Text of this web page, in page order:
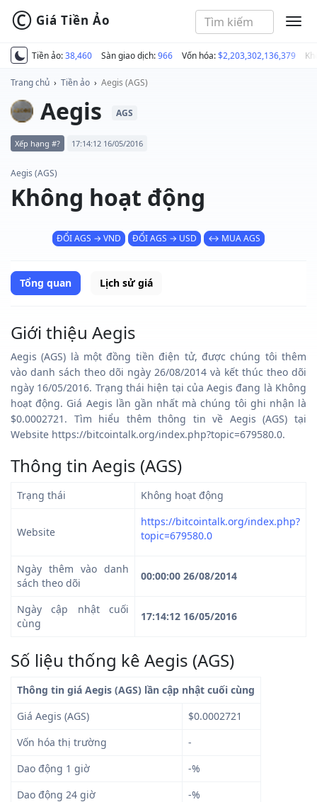
Tiền ảo:38,460 Sàn giao dịch:966 Vốn hóa:$2,203,302,136,379
© Giá Tiền Ảo
Trang chủ › Tiền ảo › Aegis (AGS)
Aegis AGS
Xếp hạng #? 17:14:12 16/05/2016
Aegis (AGS)
Không hoạt động
ĐỔI AGS → VND ĐỔI AGS → USD ↔ MUA AGS
Tổng quan Lịch sử giá
Giới thiệu Aegis
Aegis (AGS) là một đồng tiền điện tử, được chúng tôi thêm
vào danh sách theo dõi ngày 26/08/2014 và kết thúc theo dõi
ngày 16/05/2016. Trạng thái hiện tại của Aegis đang là Không
hoạt động. Giá Aegis lần gần nhất mà chúng tôi ghi nhận là
$0.0002721. Tìm hiểu thêm thông tin về Aegis (AGS) tại
Website https://bitcointalk.org/index.php?topic=679580.0.
Thông tin Aegis (AGS)
Trạng thái Không hoạt động
Website
https://bitcointalk.org/index.php?
topic=679580.0
Ngày thêm vào danh
sách theo dõi
00:00:00 26/08/2014
Ngày cập nhật cuối
cùng
17:14:12 16/05/2016
Số liệu thống kê Aegis (AGS)
Thông tin giá Aegis (AGS) lần cập nhật cuối cùng
Giá Aegis (AGS)
$0.0002721
Vốn hóa thị trường
-
Dao động 1 giờ
-%
Dao động 24 giờ
-%